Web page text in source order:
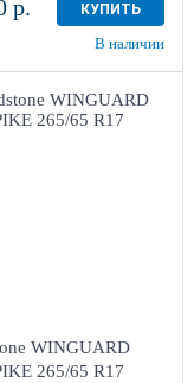
р. КУПИТЬ
В наличии
WINGUARD
265/65 R17